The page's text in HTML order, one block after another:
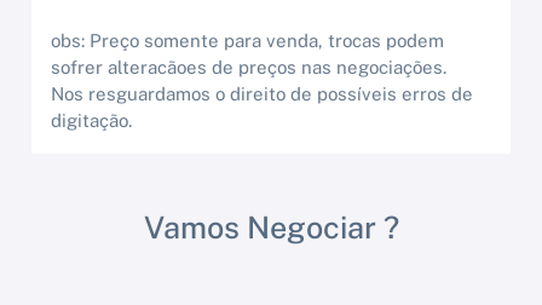
obs: Preço somente para venda, trocas podem
sofrer alteracãoes de preços nas negociações.
Nos resguardamos o direito de possíveis erros de
digitação.
Vamos Negociar ?